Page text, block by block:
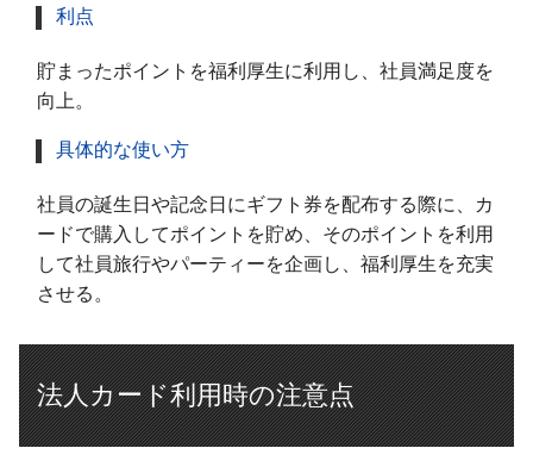
利点
貯まったポイントを福利厚生に利用し、社員満足度を
向上。
具体的な使い方
社員の誕生日や記念日にギフト券を配布する際に、カ
ードで購入してポイントを貯め、そのポイントを利用
して社員旅行やパーティーを企画し、福利厚生を充実
させる。
法人カード利用時の注意点